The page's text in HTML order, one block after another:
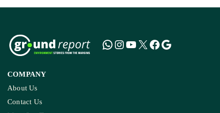
COMPANY
About Us
Contact Us